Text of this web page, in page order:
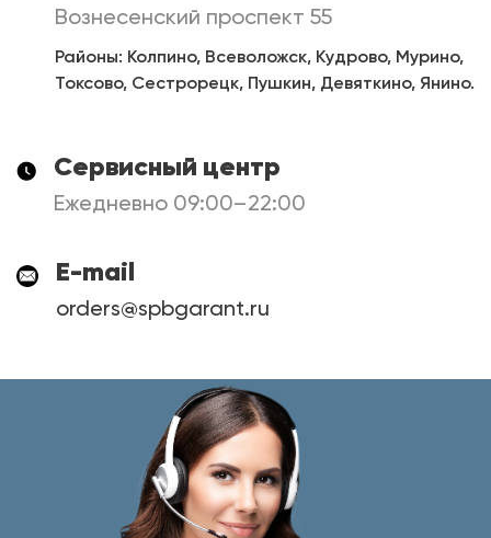
Вознесенский проспект 55
Районы: Колпино, Всеволожск, Кудрово, Мурино,
Токсово, Сестрорецк, Пушкин, Девяткино, Янино.
Сервисный центр
Ежедневно 09:00–22:00
E-mail
orders@spbgarant.ru